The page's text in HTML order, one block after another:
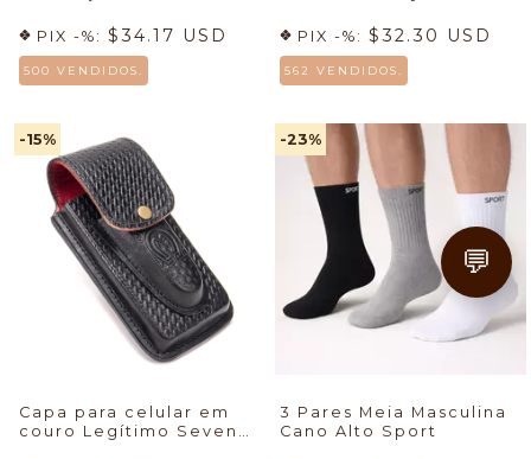
PIX -%: $34.17 USD
500 VENDIDOS.
PIX -%: $32.30 USD
562 VENDIDOS.
-15%
Capa para celular em
couro Legítimo Seven
-23%
3 Pares Meia Masculina
Cano Alto Sport
💬